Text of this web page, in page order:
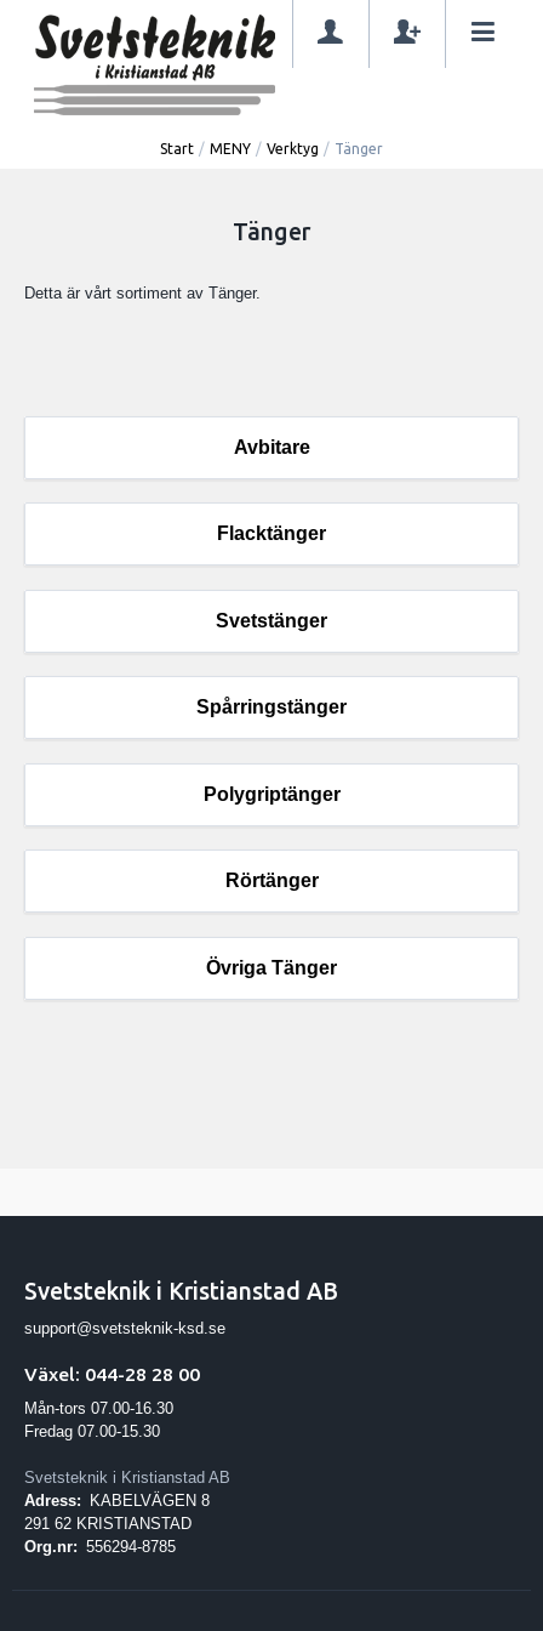
Start / MENY / Verktyg / Tänger
Tänger
Detta är vårt sortiment av Tänger.
Avbitare
Flacktänger
Svetstänger
Spårringstänger
Polygriptänger
Rörtänger
Övriga Tänger
Svetsteknik i Kristianstad AB
support@svetsteknik-ksd.se
Växel: 044-28 28 00
Mån-tors 07.00-16.30
Fredag 07.00-15.30
Svetsteknik i Kristianstad AB
Adress:
KABELVÄGEN 8
291 62 KRISTIANSTAD
Org.nr: 556294-8785